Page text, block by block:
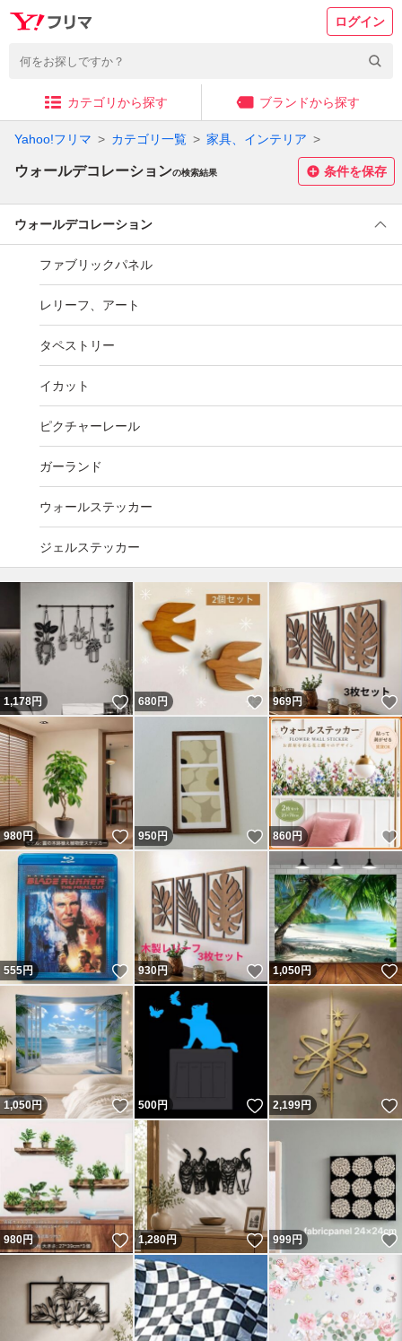
ログイン
カテゴリから探す ブランドから探す
Yahoo!フリマ カテゴリ一覧 家具、インテリア
ウォールデコレーションの検索結果 条件を保存
ウォールデコレーション
ファブリックパネル
レリーフ、アート
タペストリー
イカット
ピクチャーレール
ガーランド
ウォールステッカー
ジェルステッカー
1,178円 いいね！
680円 いいね！
969円
980円 いいね！
950円 いいね！
860円
555円 いいね！
930円 いいね！
1,050円
1,050円 いいね！
500円 いいね！
2,199円
980円 いいね！
1,280円 いいね！
999円